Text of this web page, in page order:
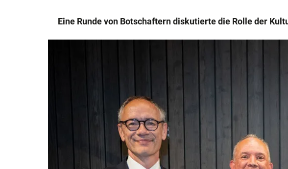
Eine Runde von Botschaftern diskutierte die Rolle der